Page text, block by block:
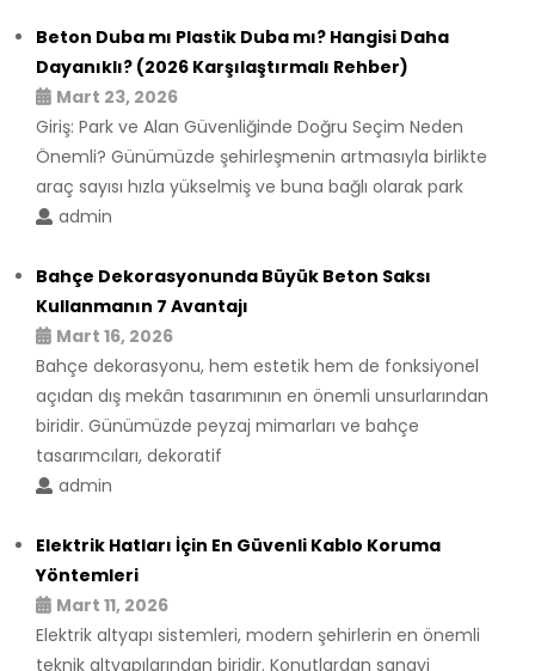
Beton Duba mı Plastik Duba mı? Hangisi Daha
Dayanıklı? (2026 Karşılaştırmalı Rehber)
Mart 23, 2026
Giriş: Park ve Alan Güvenliğinde Doğru Seçim Neden
Önemli? Günümüzde şehirleşmenin artmasıyla birlikte
araç sayısı hızla yükselmiş ve buna bağlı olarak park
admin
Bahçe Dekorasyonunda Büyük Beton Saksı
Kullanmanın 7 Avantajı
Mart 16, 2026
Bahçe dekorasyonu, hem estetik hem de fonksiyonel
açıdan dış mekân tasarımının en önemli unsurlarından
biridir. Günümüzde peyzaj mimarları ve bahçe
tasarımcıları, dekoratif
admin
Elektrik Hatları İçin En Güvenli Kablo Koruma
Yöntemleri
Mart 11, 2026
Elektrik altyapı sistemleri, modern şehirlerin en önemli
teknik altyapılarından biridir. Konutlardan sanayi